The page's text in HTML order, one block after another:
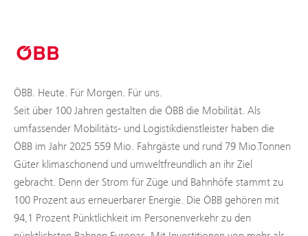
ÖBB. Heute. Für Morgen. Für uns.
Seit über 100 Jahren gestalten die ÖBB die Mobilität. Als
umfassender Mobilitäts- und Logistikdienstleister haben die
ÖBB im Jahr 2025 559 Mio. Fahrgäste und rund 79 Mio.Tonnen
Güter klimaschonend und umweltfreundlich an ihr Ziel
gebracht. Denn der Strom für Züge und Bahnhöfe stammt zu
100 Prozent aus erneuerbarer Energie. Die ÖBB gehören mit
94,1 Prozent Pünktlichkeit im Personenverkehr zu den